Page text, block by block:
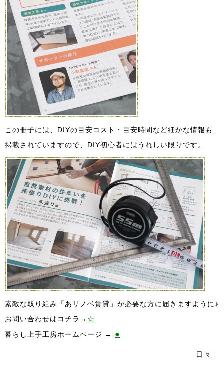
この冊子には、DIYの目安コスト・目安時間など細かな情報も
掲載されていますので、DIY初心者にはうれしい限りです。
素敵な取り組み「あリノベ賃貸」が必要な方に届きますように♪
お問い合わせはコチラ→ ☆
暮らし上手工房ホームページ → ●
日々